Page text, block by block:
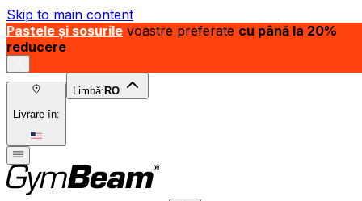
Skip to main content
Pastele și sosurile voastre preferate cu până la 20%
reducere
Livrare în:
Limbă: RO